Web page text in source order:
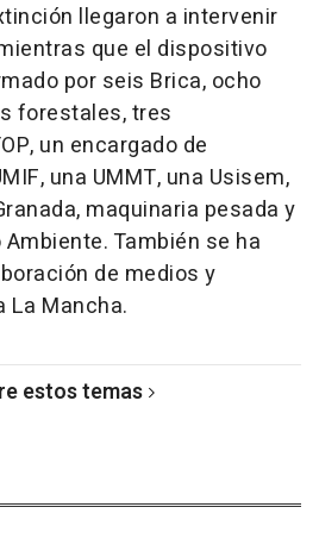
llegaron a intervenir
que el dispositivo
por seis Brica, ocho
forestales, tres
un encargado de
una UMMT, una Usisem,
maquinaria pesada y
También se ha
de medios y
La Mancha.
estos temas